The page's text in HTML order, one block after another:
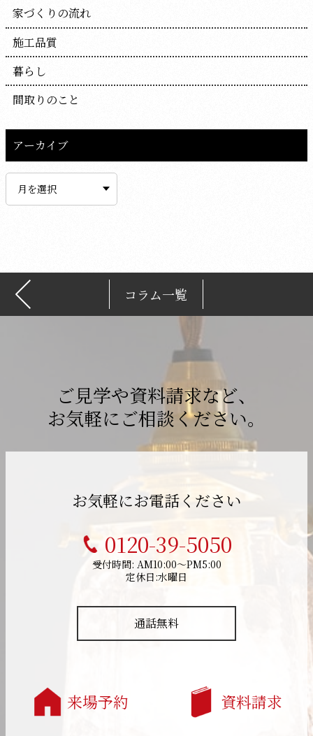
家づくりの流れ
施工品質
暮らし
間取りのこと
アーカイブ
イ
コラム一覧
ご見学や資料請求など、
お気軽にご相談ください。
お気軽にお電話ください
0120-39-5050
受付時間: AM10:00～PM5:00
定休日:水曜日
通話無料
来場予約 資料請求